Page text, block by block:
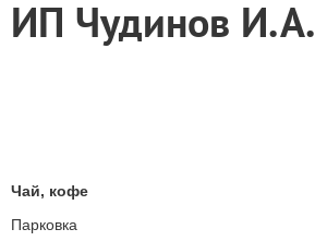
ИП Чудинов И.А.
Чай, кофе
Парковка